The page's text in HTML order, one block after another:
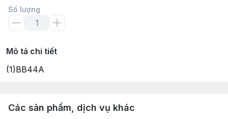
Số lượng
Mô tả chi tiết
(1)BB44A
Các sản phẩm, dịch vụ khác